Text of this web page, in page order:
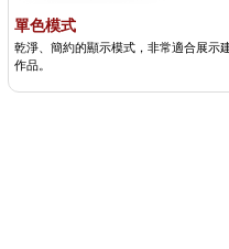
單色模式
乾淨、簡約的顯示模式，非常適合展示
作品。